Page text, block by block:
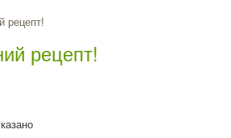
рецепт!
рецепт!